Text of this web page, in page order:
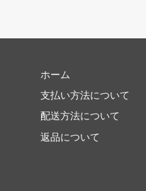
ホーム
支払い方法について
配送方法について
返品について